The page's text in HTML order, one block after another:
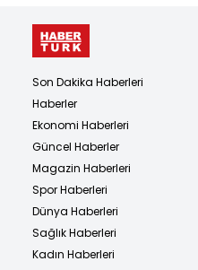
Son Dakika Haberleri
Haberler
Ekonomi Haberleri
Güncel Haberler
Magazin Haberleri
Spor Haberleri
Dünya Haberleri
Sağlık Haberleri
Kadın Haberleri